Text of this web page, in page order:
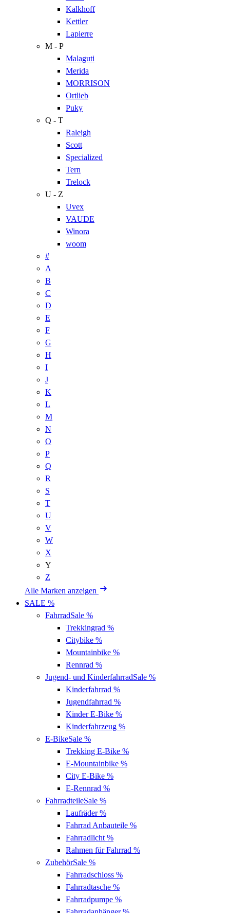
Kalkhoff
Kettler
Lapierre
M - P
Malaguti
Merida
MORRISON
Ortlieb
Puky
Q - T
Raleigh
Scott
Specialized
Tern
Trelock
U - Z
Uvex
VAUDE
Winora
woom
#
A
B
C
D
E
F
G
H
I
J
K
L
M
N
O
P
Q
R
S
T
U
V
W
X
Y
Z
Alle Marken anzeigen
SALE %
FahrradSale %
Trekkingrad %
Citybike %
Mountainbike %
Rennrad %
Jugend- und KinderfahrradSale %
Kinderfahrrad %
Jugendfahrrad %
Kinder E-Bike %
Kinderfahrzeug %
E-BikeSale %
Trekking E-Bike %
E-Mountainbike %
City E-Bike %
E-Rennrad %
FahrradteileSale %
Laufräder%
Fahrrad Anbauteile %
Fahrradlicht %
Rahmen für Fahrrad %
ZubehörSale %
Fahrradschloss %
Fahrradtasche %
Fahrradpumpe %